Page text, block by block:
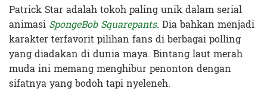
Patrick Star adalah tokoh paling unik dalam serial
animasi SpongeBob Squarepants. Dia bahkan menjadi
karakter terfavorit pilihan fans di berbagai polling
yang diadakan di dunia maya. Bintang laut merah
muda ini memang menghibur penonton dengan
sifatnya yang bodoh tapi nyeleneh.